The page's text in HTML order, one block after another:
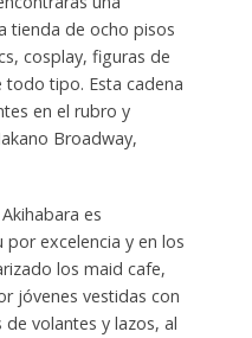
tienda de ocho pisos
cosplay, figuras de
todo tipo. Esta cadena
en el rubro y
Broadway,
es
excelencia y en los
los maid cafe,
jóvenes vestidas con
volantes y lazos, al